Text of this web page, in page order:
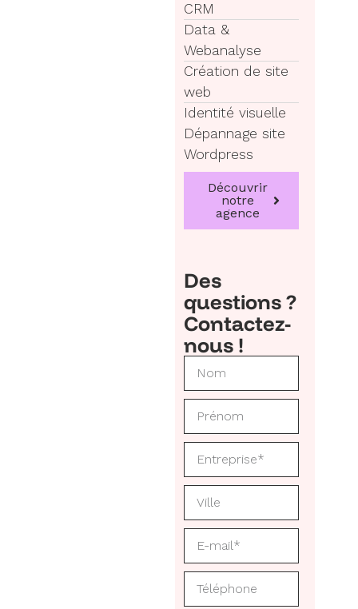
CRM
Data &
Webanalyse
Création de site
web
Identité visuelle
Dépannage site
Wordpress
Découvrir
notre
agence
Des
questions ?
Contactez-
nous !